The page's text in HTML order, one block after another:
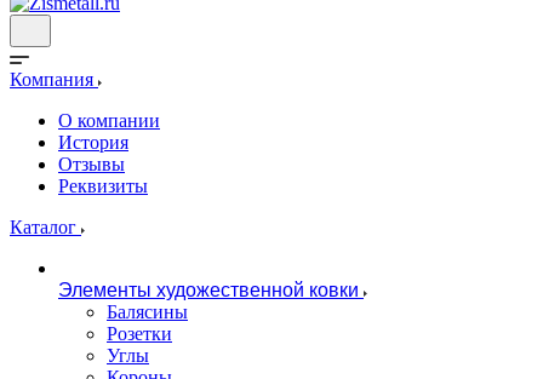
Компания
О компании
История
Отзывы
Реквизиты
Каталог
Элементы художественной ковки
Балясины
Розетки
Углы